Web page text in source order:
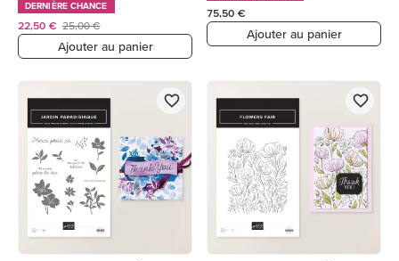
DERNIÈRE CHANCE
22,50 € 25,00 €
Ajouter au panier
75,50 €
Ajouter au panier